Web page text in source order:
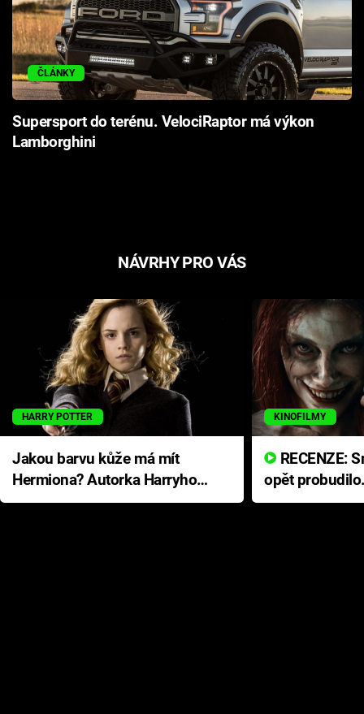
ČLÁNKY
Supersport do terénu. VelociRaptor má výkon
Lamborghini
NÁVRHY PRO VÁS
HARRY POTTER
Jakou barvu kůže má mít
Hermiona? Autorka Harryho
Pottera přišla s ráznou
KINOFILMY
opět
přichází s